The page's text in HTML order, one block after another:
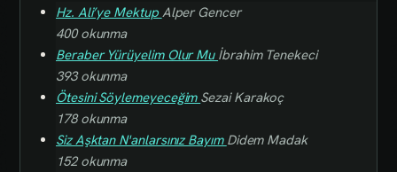
Hz. Ali’ye Mektup Alper Gencer
400 okunma
Beraber Yürüyelim Olur Mu İbrahim Tenekeci
393 okunma
Ötesini Söylemeyeceğim Sezai Karakoç
178 okunma
Siz Aşktan N'anlarsınız Bayım Didem Madak
152 okunma